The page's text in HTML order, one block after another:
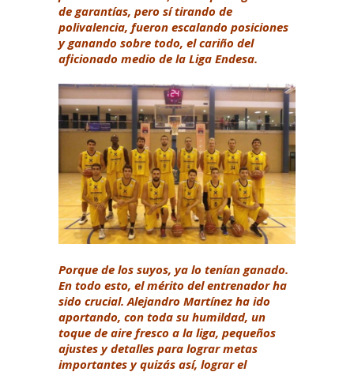
de garantías, pero sí tirando de
polivalencia, fueron escalando posiciones
y ganando sobre todo, el cariño del
aficionado medio de la Liga Endesa.
Porque de los suyos, ya lo tenían ganado.
En todo esto, el mérito del entrenador ha
sido crucial. Alejandro Martínez ha ido
aportando, con toda su humildad, un
toque de aire fresco a la liga, pequeños
ajustes y detalles para lograr metas
importantes y quizás así, lograr el